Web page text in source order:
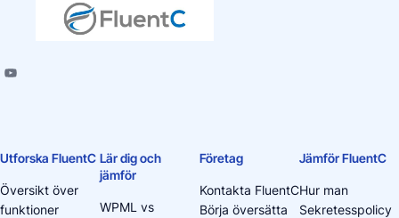
Utforska FluentC
Översikt över
funktioner
Lär dig och
jämför
WPML vs
Företag
Kontakta FluentC
Börja översätta
Jämför FluentC
Hur man
Sekretesspolicy